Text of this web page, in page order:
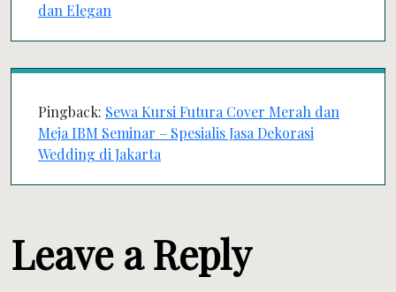
dan Elegan
Pingback: Sewa Kursi Futura Cover Merah dan
Meja IBM Seminar – Spesialis Jasa Dekorasi
Wedding di Jakarta
Leave a Reply